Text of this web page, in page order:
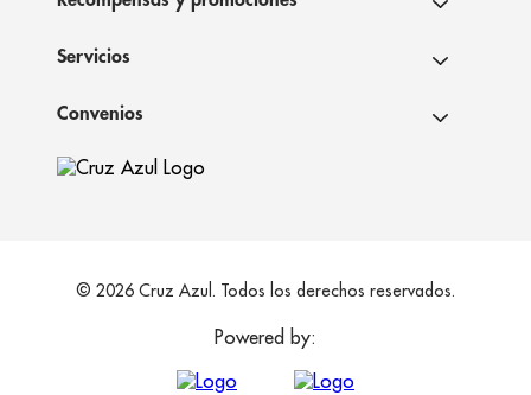
Servicios
Convenios
© 2026 Cruz Azul. Todos los derechos reservados.
Powered by: